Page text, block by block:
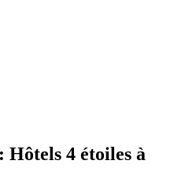
Hôtels 4 étoiles à